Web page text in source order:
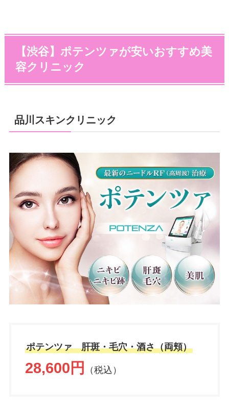
【渋谷】ポテンツァが安いおすすめ美
容クリニック
品川スキンクリニック
ポテンツァ 肝斑・毛穴・酒さ（両頬）
28,600円 （税込）